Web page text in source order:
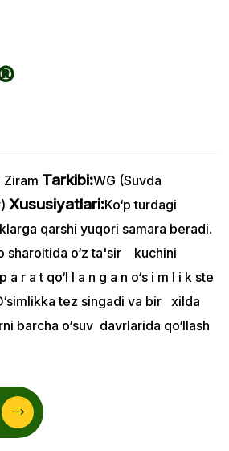
Ziram Tarkibi:WG (Suvda
Xususiyatlari:Ko‘p turdagi
qarshi yuqori samara beradi.
sharoitida o‘z ta'sir kuchini
a r a t qo‘l l a n g a n o‘s i m l i k ste
tez singadi va bir xilda
barcha o‘suv davrlarida qo‘llash